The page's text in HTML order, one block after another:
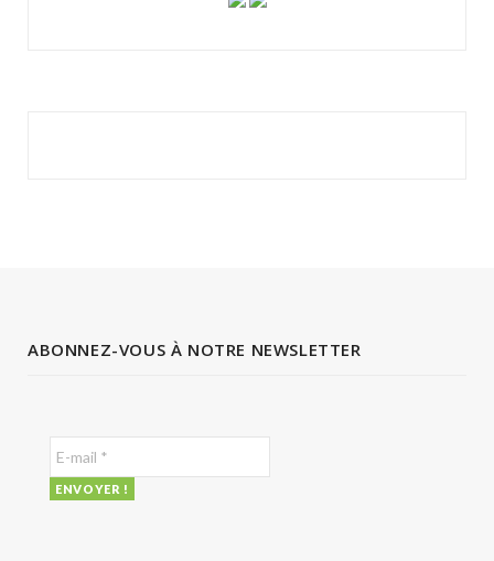
ABONNEZ-VOUS À NOTRE NEWSLETTER